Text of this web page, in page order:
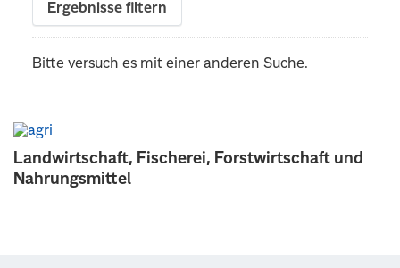
Landwirtschaft, Fischerei, Forstwirtschaft und
Nahrungsmittel
Ergebnisse filtern
Bitte versuch es mit einer anderen Suche.